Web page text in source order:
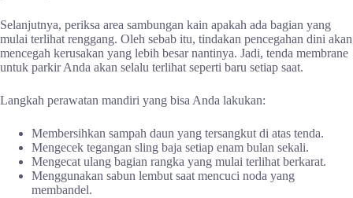
Selanjutnya, periksa area sambungan kain apakah ada bagian yang
mulai terlihat renggang. Oleh sebab itu, tindakan pencegahan dini akan
mencegah kerusakan yang lebih besar nantinya. Jadi, tenda membrane
untuk parkir Anda akan selalu terlihat seperti baru setiap saat.
Langkah perawatan mandiri yang bisa Anda lakukan:
Membersihkan sampah daun yang tersangkut di atas tenda.
Mengecek tegangan sling baja setiap enam bulan sekali.
Mengecat ulang bagian rangka yang mulai terlihat berkarat.
Menggunakan sabun lembut saat mencuci noda yang
membandel.